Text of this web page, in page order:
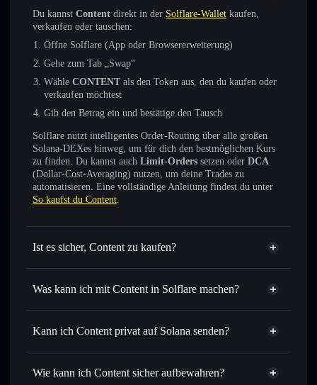
Du kannst Content direkt in der Solflare-Wallet kaufen,
verkaufen oder tauschen:
Öffne Solflare (App oder Browsererweiterung)
Gehe zum Tab „Swap“
Wähle CONTENT als den Token aus, den du kaufen oder
verkaufen möchtest
Gib den Betrag ein und bestätige den Tausch
Solflare nutzt intelligentes Order-Routing über alle großen
Solana-DEXes hinweg, um für dich den bestmöglichen Kurs
zu finden. Du kannst auch Limit-Orders setzen oder DCA
(Dollar-Cost-Averaging) nutzen, um deine Trades zu
automatisieren. Eine vollständige Anleitung findest du unter
So kaufst du Content.
Ist es sicher, Content zu kaufen?
Content nicht verifiziert
Was kann ich mit Content in Solflare machen?
Content
Solflare-Wallet
Sofort tauschen– handle CONTENT gegen SOL, USDC
Order Routing zum bestmöglichen Kurs
Limit-Orders setzen – automatisiere Trades zu deinem
Kann ich Content privat auf Solana senden?
Privacy
Wie kann ich Content sicher aufbewahren?